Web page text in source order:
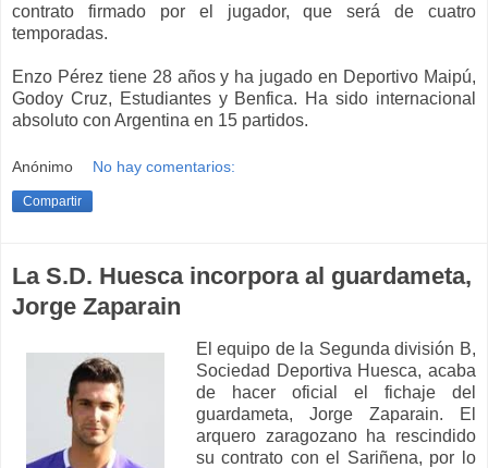
contrato firmado por el jugador, que será de cuatro
temporadas.
Enzo Pérez tiene 28 años y ha jugado en Deportivo Maipú,
Godoy Cruz, Estudiantes y Benfica. Ha sido internacional
absoluto con Argentina en 15 partidos.
Anónimo No hay comentarios:
Compartir
La S.D. Huesca incorpora al guardameta,
Jorge Zaparain
El equipo de la Segunda división B,
Sociedad Deportiva Huesca, acaba
de hacer oficial el fichaje del
guardameta, Jorge Zaparain. El
arquero zaragozano ha rescindido
su contrato con el Sariñena, por lo